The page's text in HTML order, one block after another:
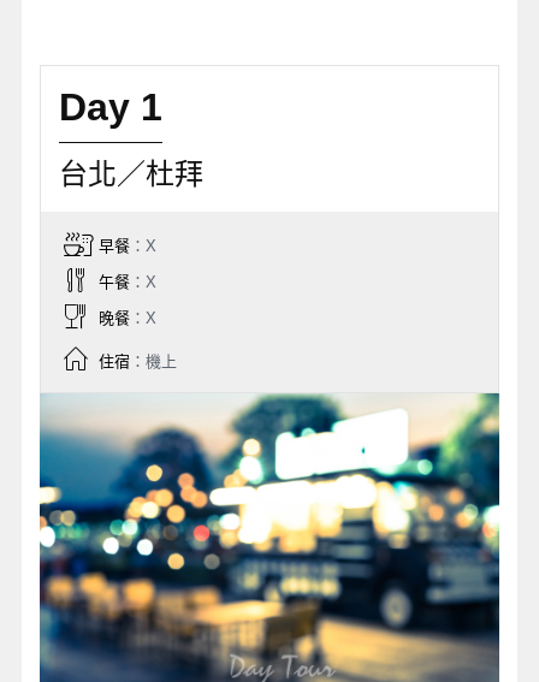
Day 1
台北／杜拜
早餐：X
午餐：X
晚餐：X
住宿：機上